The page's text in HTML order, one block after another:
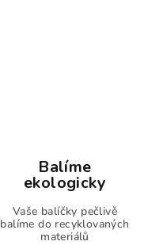
Balíme
ekologicky
Vaše balíčky pečlivě
balíme do recyklovaných
materiálů